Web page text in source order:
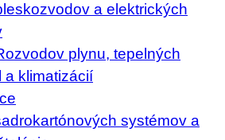
a elektrických
plynu, tepelných
a klimatizácií
systémov a